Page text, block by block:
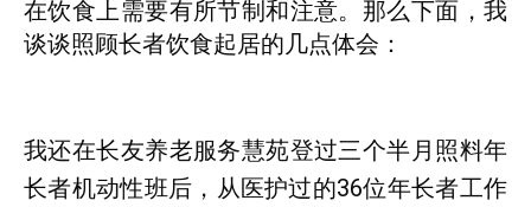
在饮食上需要有所节制和注意。那么下面，我
谈谈照顾长者饮食起居的几点体会：
我还在长友养老服务慧苑登过三个半月照料年
长者机动性班后，从医护过的36位年长者工作